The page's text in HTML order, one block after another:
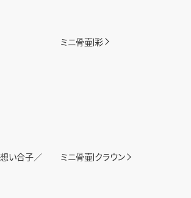
ミニ骨壷|彩
い合子／
ミニ骨壷|クラウン